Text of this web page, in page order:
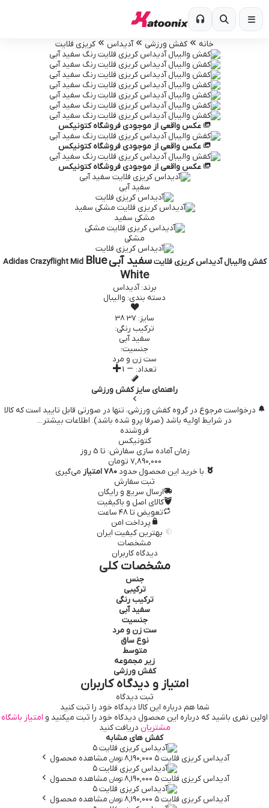
خانه کفش ورزشی آدیداس کریزی فلایت
عکس واقعی از موجودی فروشگاه کتونیکس
عکس واقعی از موجودی فروشگاه کتونیکس
عکس واقعی از موجودی فروشگاه کتونیکس
سفید آبی
مشکی سفید
مشکی
کفش والیبال آدیداس کریزی فلایتسفید آبی Adidas Crazyflight Mid Blue
White
برند:آدیداس
دسته بندی: والیبال
سایز: 37
38
ترکیب رنگی:
سفید آبی
جنسیت:
ست زن و مرد
تعداد:
1
راهنمای سایز کفش ورزشی
درخواست مرجوع در گروه کفش ورزشی، تنها در صورتی قابل تایید است که کالا
در شرایط اولیه باشد (صرفا پرو شده باشد). اطلاعات بیشتر...
فروشنده
کتونیکس
زمان آماده سازی سفارش: تا 5 روز
7,890,000 تومان
با خرید این محصول حدود780 امتیاز
می‌گیری
ثبت سفارش
ارسال سریع و رایگان
کالای اصل و باکیفیت
تعویض تا ۴۸ ساعت
پرداخت امن
بهترین کیفیت ایران
مشخصات
دیدگاه کاربران
مشخصات کلی
جنس
ترکیبی
ترکیب رنگی
سفیدآبی
جنسیت
ست زن و مرد
نوع ساق
متوسط
زیر مجموعه
کفش ورزشی
امتیاز و دیدگاه کاربران
ثبت دیدگاه
شما هم درباره این کالا دیدگاه خود را ثبت کنید
اولین نفری باشید که درباره این محصول دیدگاه خود را ثبت میکنید و امتیاز باشگاه
مشتریان دریافت کنید
کفش های مشابه
آدیداس کریزی فلایت ۵ 8,190,000 تومان مشاهده محصول
آدیداس کریزی فلایت ۵ 8,190,000 تومان مشاهده محصول
آدیداس کریزی فلایت ۵ 8,190,000 تومان مشاهده محصول